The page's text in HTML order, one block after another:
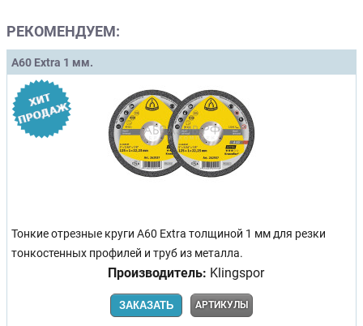
РЕКОМЕНДУЕМ:
A60 Extra 1 мм.
Тонкие отрезные круги A60 Extra толщиной 1 мм для резки
тонкостенных профилей и труб из металла.
Производитель: Klingspor
ЗАКАЗАТЬ АРТИКУЛЫ